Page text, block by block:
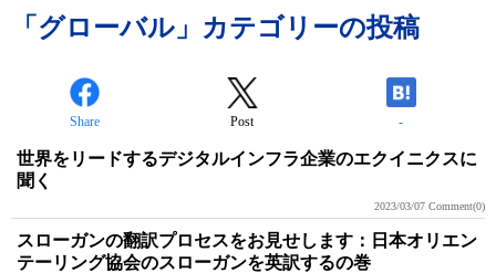
「グローバル」カテゴリーの投稿
Share Post -
世界をリードするデジタルインフラ企業のエクイニクスに
聞く
2023/03/07 Comment(0)
スローガンの翻訳プロセスをお見せします：日本オリエン
テーリング協会のスローガンを英訳するの巻